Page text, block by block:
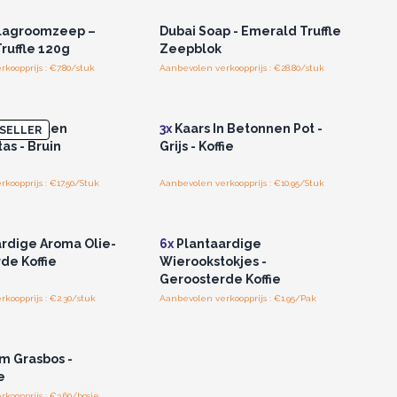
–
120g
: €7.80/stuk
Dubai Soap - Emerald Truffle
Zeepblok
Aanbevolen verkoopprijs : €28.80/stuk
- Bruin
: €17.50/Stuk
3x Kaars In Betonnen Pot -
Grijs - Koffie
Aanbevolen verkoopprijs : €10.95/Stuk
Aroma Olie-
Koffie
: €2.30/stuk
6x Plantaardige
Wierookstokjes -
Geroosterde Koffie
Aanbevolen verkoopprijs : €1.95/Pak
Grasbos -